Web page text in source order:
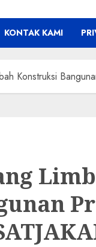
KONTAK KAMI
Konstruksi